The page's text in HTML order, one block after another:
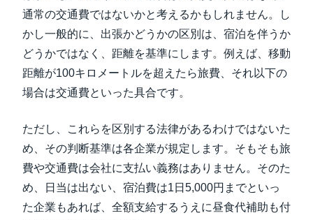
通常の交通費ではないかと考えるかもしれません。し
かし一般的に、出張かどうかの区別は、宿泊を伴うか
どうかではなく、距離を基準にします。例えば、移動
距離が100キロメートルを超えたら旅費、それ以下の
場合は交通費といった具合です。
ただし、これらを区別する法律があるわけではないた
め、その判断基準は各企業が規定します。そもそも旅
費や交通費は会社に支払い義務はありません。そのた
め、日当は出ない、宿泊費は1日5,000円までといっ
た企業もあれば、全額支給するうえに昼食代補助も付